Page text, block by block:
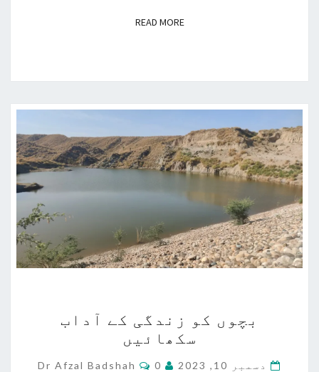
READ MORE
READ MORE
کو
زندگی
کے
بچوں کو زندگی کے آداب
سکھائیں
دسمبر 10, 2023 Dr Afzal Badshah
Comments 0